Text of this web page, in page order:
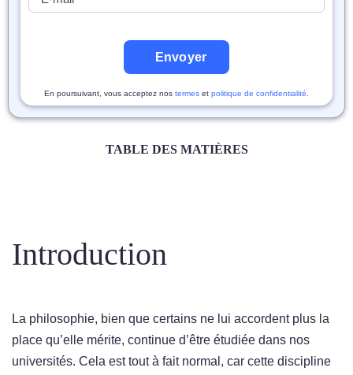
Envoyer
En poursuivant, vous acceptez nos termes et politique de confidentialité
TABLE DES MATIÈRES
Introduction
La philosophie, bien que certains ne lui accordent plus la
place qu’elle mérite, continue d’être étudiée dans nos
universités. Cela est tout à fait normal, car cette discipline